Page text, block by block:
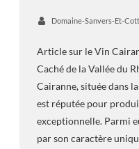
Domaine-Sanvers-Et-
Article sur le Vin
Caché de la Vallée du
Cairanne, située dans
est réputée pour
exceptionnelle. Parmi
par son caractère